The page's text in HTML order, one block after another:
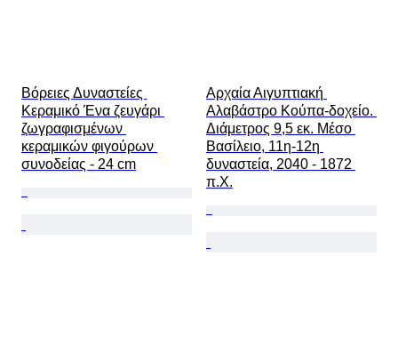
Βόρειες Δυναστείες
Κεραμικό Ένα ζευγάρι
ζωγραφισμένων
κεραμικών φιγούρων
συνοδείας - 24 cm
Αρχαία Αιγυπτιακή
Αλαβάστρο Κούπα-δοχείο.
Διάμετρος 9,5 εκ. Μέσο
Βασίλειο, 11η-12η
δυναστεία, 2040 - 1872
π.Χ.